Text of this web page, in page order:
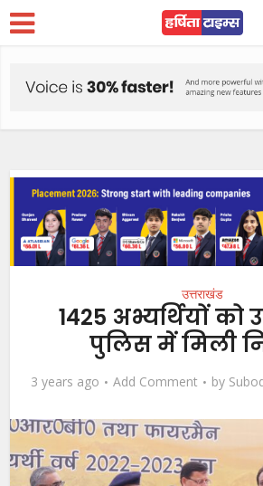
उत्तराखंड
1425 अभ्यर्थियों को
पुलिस में मिली
3 years ago Add Comment by